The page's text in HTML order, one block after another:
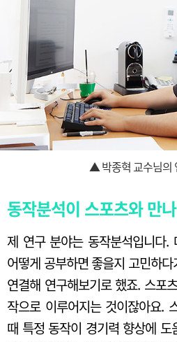
▲ 박종혁 교수님의
동작분석이 스포츠와 만
제 연구 분야는 동작분석입니다.
어떻게 공부하면 좋을지 고민하
연결해 연구해보기로 했죠. 스포
작으로 이루어지는 것이잖아요.
때 특정 동작이 경기력 향상에 도